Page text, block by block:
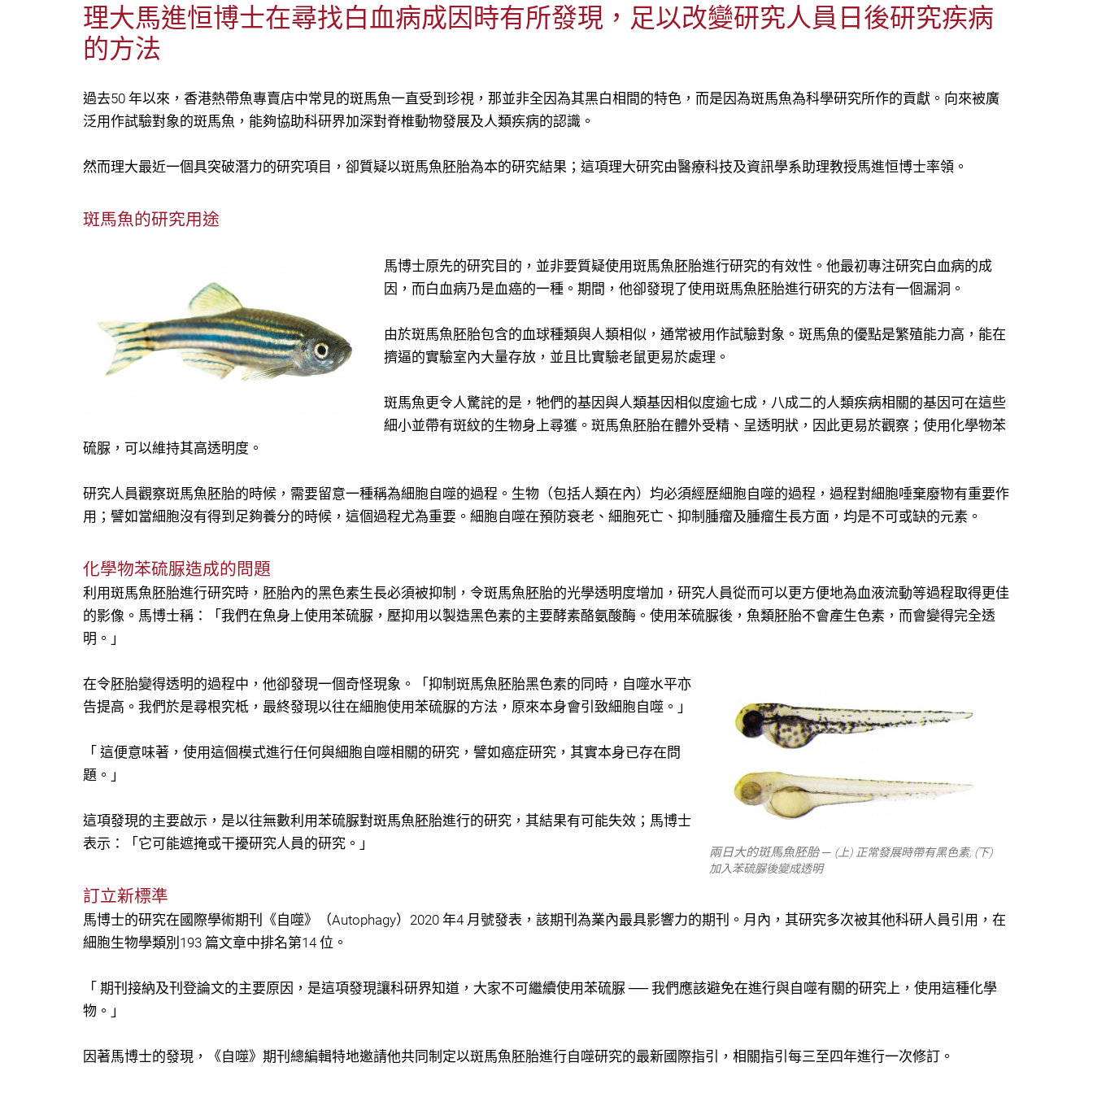
理大馬進恒博士在尋找白血病成因時有所發現，足以改變研究人員日後研究疾病
的方法
過去50 年以來，香港熱帶魚專賣店中常見的斑馬魚一直受到珍視，那並非全因為其黑白相間的特色，而是因為斑馬魚為科學研究所作的貢獻。向來被廣
泛用作試驗對象的斑馬魚，能夠協助科研界加深對脊椎動物發展及人類疾病的認識。
然而理大最近一個具突破潛力的研究項目，卻質疑以斑馬魚胚胎為本的研究結果；這項理大研究由醫療科技及資訊學系助理教授馬進恒博士率領。
斑馬魚的研究用途
馬博士原先的研究目的，並非要質疑使用斑馬魚胚胎進行研究的有效性。他最初專注研究白血病的成
因，而白血病乃是血癌的一種。期間，他卻發現了使用斑馬魚胚胎進行研究的方法有一個漏洞。
由於斑馬魚胚胎包含的血球種類與人類相似，通常被用作試驗對象。斑馬魚的優點是繁殖能力高，能在
擠逼的實驗室內大量存放，並且比實驗老鼠更易於處理。
斑馬魚更令人驚詫的是，牠們的基因與人類基因相似度逾七成，八成二的人類疾病相關的基因可在這些
細小並帶有斑紋的生物身上尋獲。斑馬魚胚胎在體外受精、呈透明狀，因此更易於觀察；使用化學物苯
硫脲，可以維持其高透明度。
研究人員觀察斑馬魚胚胎的時候，需要留意一種稱為細胞自噬的過程。生物（包括人類在內）均必須經歷細胞自噬的過程，過程對細胞唾棄廢物有重要作
用；譬如當細胞沒有得到足夠養分的時候，這個過程尤為重要。細胞自噬在預防衰老、細胞死亡、抑制腫瘤及腫瘤生長方面，均是不可或缺的元素。
化學物苯硫脲造成的問題
利用斑馬魚胚胎進行研究時，胚胎內的黑色素生長必須被抑制，令斑馬魚胚胎的光學透明度增加，研究人員從而可以更方便地為血液流動等過程取得更佳
的影像。馬博士稱：「我們在魚身上使用苯硫脲，壓抑用以製造黑色素的主要酵素酪氨酸酶。使用苯硫脲後，魚類胚胎不會產生色素，而會變得完全透
明。」
兩日大的斑馬魚胚胎 ─ (上) 正常發展時帶有黑色素;(下)
加入苯硫脲後變成透明
在令胚胎變得透明的過程中，他卻發現一個奇怪現象。「抑制斑馬魚胚胎黑色素的同時，自噬水平亦
告提高。我們於是尋根究柢，最終發現以往在細胞使用苯硫脲的方法，原來本身會引致細胞自噬。」
「 這便意味著，使用這個模式進行任何與細胞自噬相關的研究，譬如癌症研究，其實本身已存在問
題。」
這項發現的主要啟示，是以往無數利用苯硫脲對斑馬魚胚胎進行的研究，其結果有可能失效；馬博士
表示：「它可能遮掩或干擾研究人員的研究。」
訂立新標準
馬博士的研究在國際學術期刊《自噬》（Autophagy）2020 年4 月號發表，該期刊為業內最具影響力的期刊。月內，其研究多次被其他科研人員引用，在
細胞生物學類別193 篇文章中排名第14 位。
「 期刊接納及刊登論文的主要原因，是這項發現讓科研界知道，大家不可繼續使用苯硫脲 ── 我們應該避免在進行與自噬有關的研究上，使用這種化學
物。」
因著馬博士的發現，《自噬》期刊總編輯特地邀請他共同制定以斑馬魚胚胎進行自噬研究的最新國際指引，相關指引每三至四年進行一次修訂。